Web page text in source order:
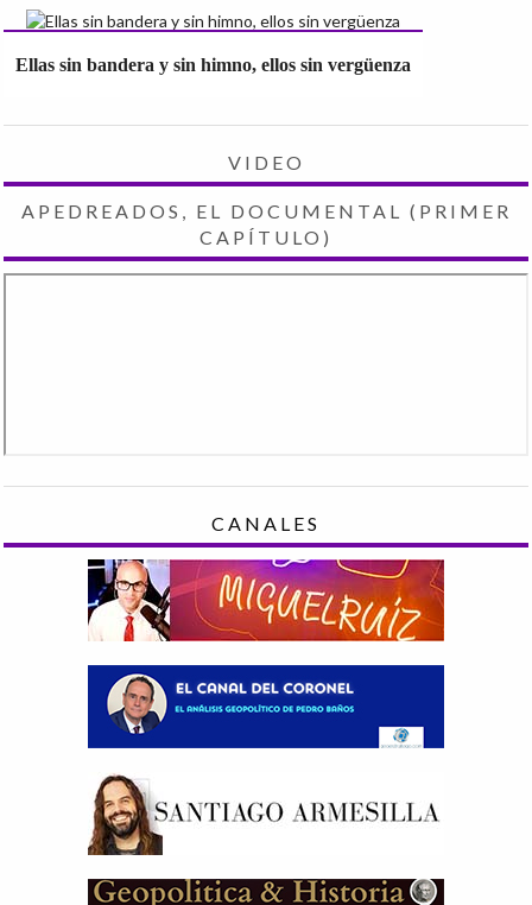
Ellas sin bandera y sin himno, ellos sin vergüenza
VIDEO
APEDREADOS, EL DOCUMENTAL (PRIMER
CAPÍTULO)
CANALES